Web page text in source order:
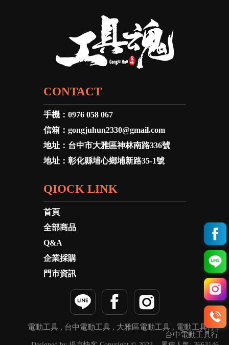
CONTACT
手機： 0976 058 067
信箱： gongjuhun2330@gmail.com
地址： 台中市大雅區神林南路336號
地址： 彰化縣埔心鄉埔新路35-1號
QIOCK LINK
首頁
全部商品
Q&A
企業採購
門市資訊
電動工具 台中電動工具 大雅區電動工具
電動工具行
台中電動工具行